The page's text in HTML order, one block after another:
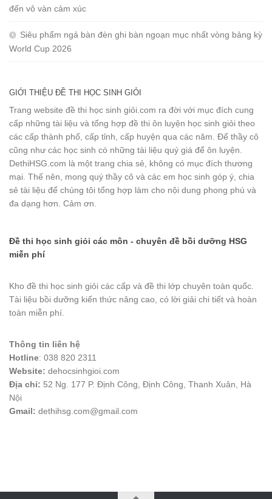
đến vô vàn cảm xúc
Siêu phẩm ngả bàn đèn ghi bàn ngoạn mục nhất vòng bảng kỳ
World Cup 2026
GIỚI THIỆU ĐỀ THI HỌC SINH GIỎI
Trang website đề thi học sinh giỏi.com ra đời với mục đích cung
cấp những tài liệu và tổng hợp đề thi ôn luyện học sinh giỏi theo
các cấp thành phố, cấp tỉnh, cấp huyện qua các năm. Để thầy cô
cũng như các học sinh có những tài liệu quý giá để ôn luyện.
DethiHSG.com là một trang chia sẻ, không có mục đích thương
mại. Thế nên, mong quý thầy cô và các em học sinh góp ý, chia
sẻ tài liệu để chúng tôi tổng hợp làm cho nội dung phong phú và
đa dạng hơn. Cảm ơn.
Đề thi học sinh giỏi các môn - chuyên đề bồi dưỡng HSG
miễn phí
Kho đề thi học sinh giỏi các cấp và đề thi lớp chuyên toàn quốc.
Tài liệu bồi dưỡng kiến thức nâng cao, có lời giải chi tiết và hoàn
toàn miễn phí.
Thông tin liên hệ
Hotline: 038 820 2311
Website: dehocsinhgioi.com
Địa chỉ: 52 Ng. 177 P. Định Công, Định Công, Thanh Xuân, Hà
Nội
Gmail: dethihsg.com@gmail.com